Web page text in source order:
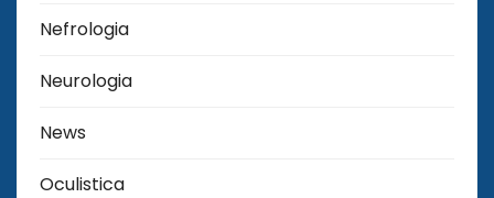
Nefrologia
Neurologia
News
Oculistica